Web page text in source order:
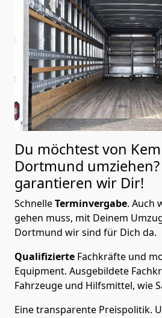
Du möchtest von
Dortmund
garantieren wir Dir!
SchnelleTerminvergabe. Auch
gehen muss, mit Deinem
Dortmund wir sind für Dich da.
Qualifizierte Fachkräfte und
Equipment. Ausgebildete
Fahrzeuge und Hilfsmittel, wie
Eine transparente Preispolitik.